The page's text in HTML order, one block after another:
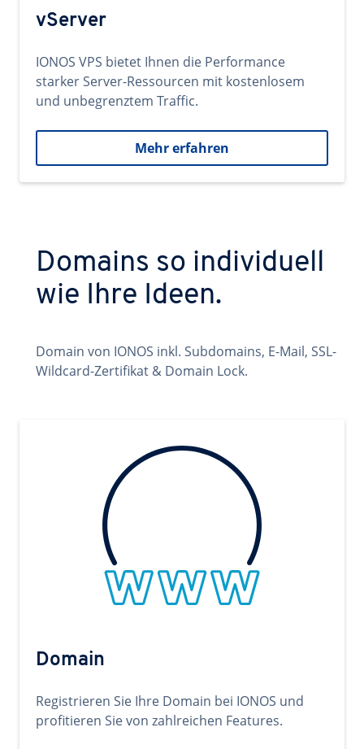
vServer
IONOS VPS bietet Ihnen die Performance
starker Server-Ressourcen mit kostenlosem
und unbegrenztem Traffic.
Mehr erfahren
Domains so individuell
wie Ihre Ideen.
Domain von IONOS inkl. Subdomains, E-Mail, SSL-
Wildcard-Zertifikat & Domain Lock.
Domain
Registrieren Sie Ihre Domain bei IONOS und
profitieren Sie von zahlreichen Features.